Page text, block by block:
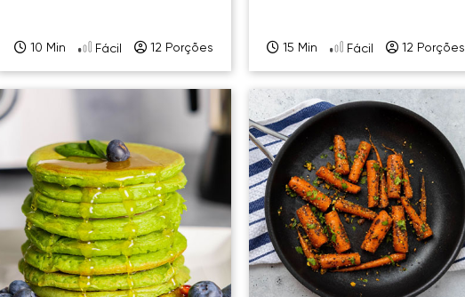
10 Min Fácil 12 Porções 15 Min Fácil 12 Porções